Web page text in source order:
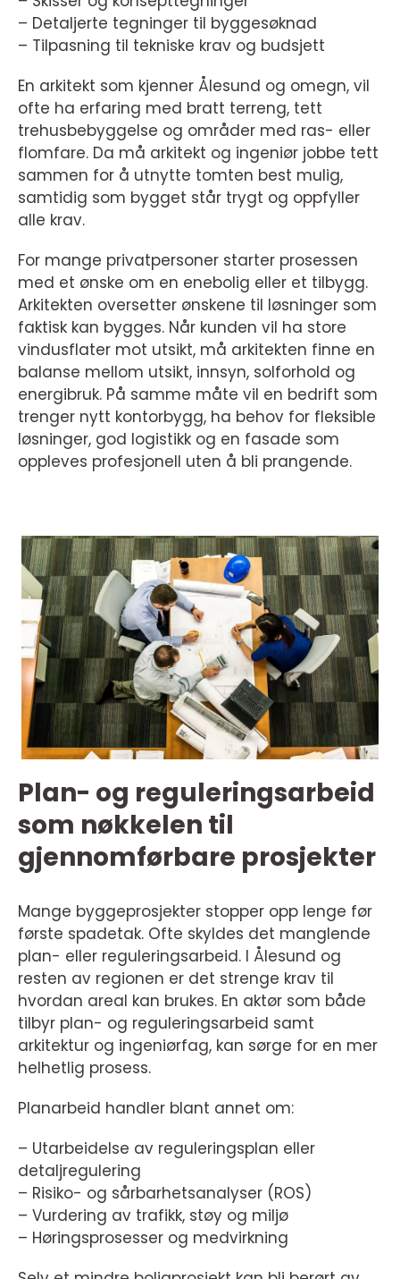
– Detaljerte tegninger til byggesøknad
– Tilpasning til tekniske krav og budsjett
En arkitekt som kjenner Ålesund og omegn, vil
ofte ha erfaring med bratt terreng, tett
trehusbebyggelse og områder med ras- eller
flomfare. Da må arkitekt og ingeniør jobbe tett
sammen for å utnytte tomten best mulig,
samtidig som bygget står trygt og oppfyller
alle krav.
For mange privatpersoner starter prosessen
med et ønske om en enebolig eller et tilbygg.
Arkitekten oversetter ønskene til løsninger som
faktisk kan bygges. Når kunden vil ha store
vindusflater mot utsikt, må arkitekten finne en
balanse mellom utsikt, innsyn, solforhold og
energibruk. På samme måte vil en bedrift som
trenger nytt kontorbygg, ha behov for fleksible
løsninger, god logistikk og en fasade som
oppleves profesjonell uten å bli prangende.
Plan- og reguleringsarbeid
som nøkkelen til
gjennomførbare prosjekter
Mange byggeprosjekter stopper opp lenge før
første spadetak. Ofte skyldes det manglende
plan- eller reguleringsarbeid. I Ålesund og
resten av regionen er det strenge krav til
hvordan areal kan brukes. En aktør som både
tilbyr plan- og reguleringsarbeid samt
arkitektur og ingeniørfag, kan sørge for en mer
helhetlig prosess.
Planarbeid handler blant annet om:
– Utarbeidelse av reguleringsplan eller
detaljregulering
– Risiko- og sårbarhetsanalyser (ROS)
– Vurdering av trafikk, støy og miljø
– Høringsprosesser og medvirkning